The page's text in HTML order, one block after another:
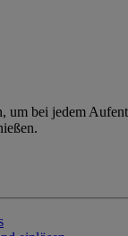
um bei jedem